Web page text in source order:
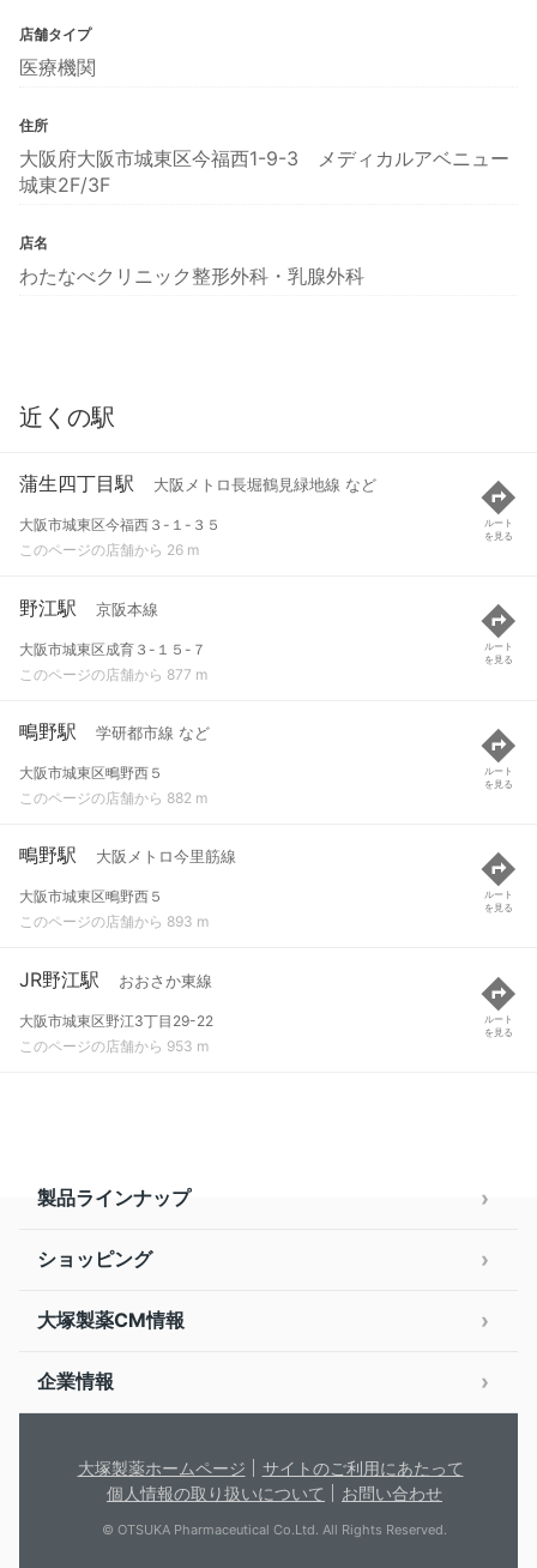
店舗タイプ
医療機関
住所
大阪府大阪市城東区今福西1-9-3 メディカルアベニュー
城東2F/3F
店名
わたなべクリニック整形外科・乳腺外科
近くの駅
蒲生四丁目駅 大阪メトロ長堀鶴見緑地線 など
大阪市城東区今福西３-１-３５
このページの店舗から 26 m
ルート
を見る
野江駅 京阪本線
大阪市城東区成育３-１５-７
このページの店舗から 877 m
ルート
を見る
鴫野駅 学研都市線 など
大阪市城東区鴫野西５
このページの店舗から 882 m
ルート
を見る
鴫野駅 大阪メトロ今里筋線
大阪市城東区鴫野西５
このページの店舗から 893 m
ルート
を見る
JR野江駅 おおさか東線
大阪市城東区野江3丁目29-22
このページの店舗から 953 m
ルート
を見る
製品ラインナップ
ショッピング
大塚製薬CM情報
企業情報
大塚製薬ホームページ
サイトのご利用にあたって
個人情報の取り扱いについて
お問い合わせ
© OTSUKA Pharmaceutical Co.Ltd. All Rights Reserved.